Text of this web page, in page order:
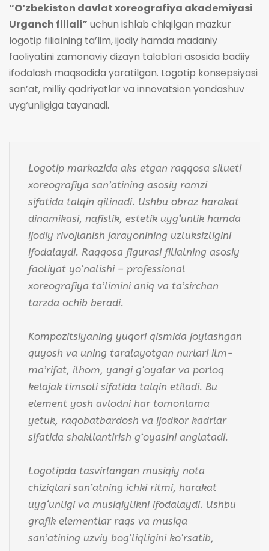
“O‘zbekiston davlat xoreografiya akademiyasi
Urganch filiali” uchun ishlab chiqilgan mazkur
logotip filialning ta’lim, ijodiy hamda madaniy
faoliyatini zamonaviy dizayn talablari asosida badiiy
ifodalash maqsadida yaratilgan. Logotip konsepsiyasi
san’at, milliy qadriyatlar va innovatsion yondashuv
uyg‘unligiga tayanadi.
Logotip markazida aks etgan raqqosa silueti
xoreografiya san’atining asosiy ramzi
sifatida talqin qilinadi. Ushbu obraz harakat
dinamikasi, nafislik, estetik uyg‘unlik hamda
ijodiy rivojlanish jarayonining uzluksizligini
ifodalaydi. Raqqosa figurasi filialning asosiy
faoliyat yo‘nalishi – professional
xoreografiya ta’limini aniq va ta’sirchan
tarzda ochib beradi.
Kompozitsiyaning yuqori qismida joylashgan
quyosh va uning taralayotgan nurlari ilm-
ma’rifat, ilhom, yangi g‘oyalar va porloq
kelajak timsoli sifatida talqin etiladi. Bu
element yosh avlodni har tomonlama
yetuk, raqobatbardosh va ijodkor kadrlar
sifatida shakllantirish g‘oyasini anglatadi.
Logotipda tasvirlangan musiqiy nota
chiziqlari san’atning ichki ritmi, harakat
uyg‘unligi va musiqiylikni ifodalaydi. Ushbu
grafik elementlar raqs va musiqa
san’atining uzviy bog‘liqligini ko‘rsatib,